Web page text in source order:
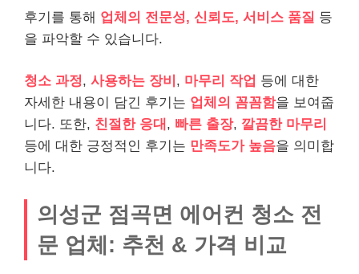
후기를 통해 업체의 전문성, 신뢰도, 서비스 품질 등
을 파악할 수 있습니다.
청소 과정, 사용하는 장비 , 마무리 작업 등에 대한
자세한 내용이 담긴 후기는 업체의 꼼꼼함을 보여줍
니다. 또한, 친절한 응대 , 빠른 출장, 깔끔한 마무리
등에 대한 긍정적인 후기는 만족도가 높음을 의미합
니다.
의성군 점곡면 에어컨 청소 전
문 업체: 추천 & 가격 비교